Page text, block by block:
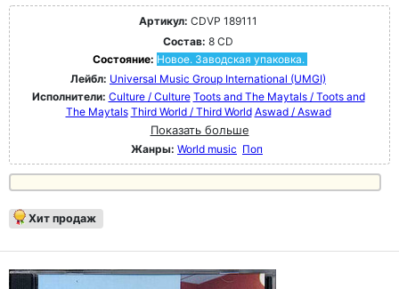
Артикул: CDVP 189111
Состав: 8 CD
Состояние: Новое. Заводская упаковка.
Лейбл: Universal Music Group International (UMGI)
Исполнители: Culture / Culture Toots and The Maytals / Toots and
The Maytals Third World / Third World Aswad / Aswad
Показать больше
Жанры: World music Поп
Хит продаж